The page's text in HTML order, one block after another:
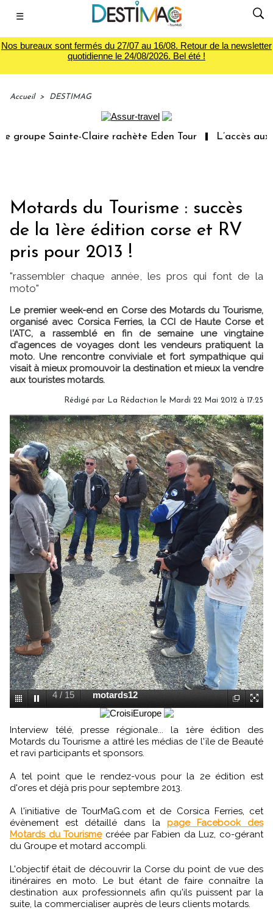
☰
Nos bureaux sont fermés du 27/07 au 16/08. Retour de la newsletter
quotidienne le 24/08/2026. Bel été !
Accueil > DESTIMAG
Sainte-Claire rachète Eden Tour L’accès aux
Motards du Tourisme : succès
de la 1ère édition corse et RV
pris pour 2013 !
"rassembler chaque année, les pros qui font de la
moto"
Le premier week-end en Corse des Motards du Tourisme,
organisé avec Corsica Ferries, la CCI de Haute Corse et
l'ATC, a rassemblé en fin de semaine une vingtaine
d'agences de voyages dont les vendeurs pratiquent la
moto. Une rencontre conviviale et fort sympathique qui
visait à mieux promouvoir la destination et mieux la vendre
aux touristes motards.
Rédigé par La Rédaction le Mardi 22 Mai 2012 à 17:25
4 / 15 motards12
Interview télé, presse régionale... la 1ère édition des
Motards du Tourisme a attiré les médias de l'ïle de Beauté
et ravi participants et sponsors.
A tel point que le rendez-vous pour la 2e édition est
d'ores et déjà pris pour septembre 2013.
A l'initiative de TourMaG.com et de Corsica Ferries, cet
évènement est détaillé dans la page Facebook des
Motards du Tourismecréée par Fabien da Luz, co-gérant
du Groupe et motard accompli.
L'objectif était de découvrir la Corse du point de vue des
itinéraires en moto. Le but étant de faire connaître la
destination aux professionnels afin qu'ils puissent par la
suite, la commercialiser auprès de leurs clients motards.